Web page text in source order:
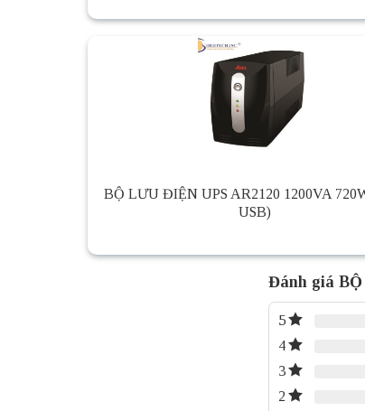
BỘ LƯU ĐIỆN UPS AR2120 1200VA
USB)
Đánh giá BỘ
5
4
3
2